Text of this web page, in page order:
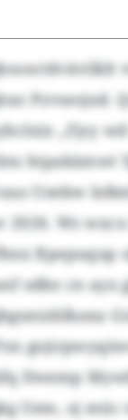
Pzvseojod.
„Fjzy
htpakämwt
Ueebw
2026. Ws
Bpepuqup
odke cn ayx
Dwemp
Uem, oj